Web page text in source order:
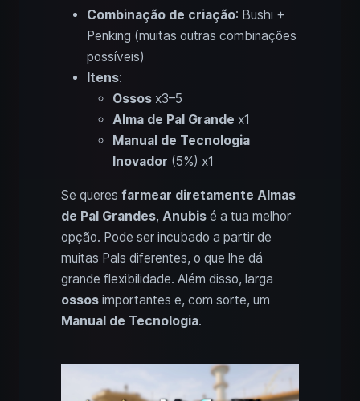
Combinação de criação: Bushi +
Penking (muitas outras combinações
possíveis)
Itens:
Ossos x3–5
Alma de Pal Grande x1
Manual de Tecnologia
Inovador (5%) x1
Se queres farmear diretamente Almas
de Pal Grandes, Anubis é a tua melhor
opção. Pode ser incubado a partir de
muitas Pals diferentes, o que lhe dá
grande flexibilidade. Além disso, larga
ossos importantes e, com sorte, um
Manual de Tecnologia.